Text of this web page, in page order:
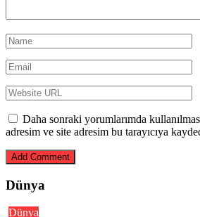
Daha sonraki yorumlarımda
adresim ve site adresim bu tarayıcıya
Dünya
Dünya